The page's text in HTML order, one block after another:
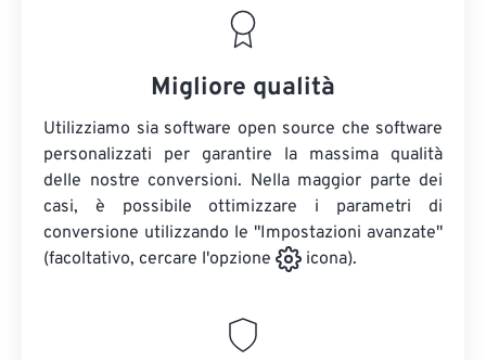
Migliore qualità
Utilizziamo sia software open source che software
personalizzati per garantire la massima qualità
delle nostre conversioni. Nella maggior parte dei
casi, è possibile ottimizzare i parametri di
conversione utilizzando le "Impostazioni avanzate"
(facoltativo, cercare l'opzione
icona).